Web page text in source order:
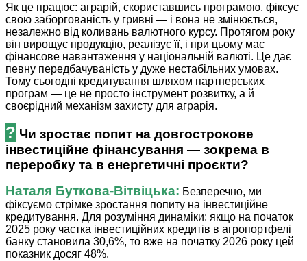
Як це працює: аграрій, скориставшись програмою, фіксує
свою заборгованість у гривні — і вона не змінюється,
незалежно від коливань валютного курсу. Протягом року
він вирощує продукцію, реалізує її, і при цьому має
фінансове навантаження у національній валюті. Це дає
певну передбачуваність у дуже нестабільних умовах.
Тому сьогодні кредитування шляхом партнерських
програм — це не просто інструмент розвитку, а й
своєрідний механізм захисту для аграрія.
? Чи зростає попит на довгострокове
інвестиційне фінансування — зокрема в
переробку та в енергетичні проєкти?
Наталя ­Буткова-Вітвіцька: Безперечно, ми
фіксуємо стрімке зростання попиту на інвестиційне
кредитування. Для розуміння динаміки: якщо на початок
2025 року частка інвестиційних кредитів в агропортфелі
банку становила 30,6%, то вже на початку 2026 року цей
показник досяг 48%.